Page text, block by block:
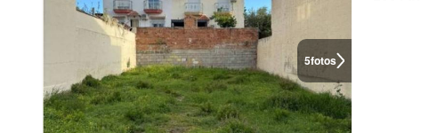
5fotos